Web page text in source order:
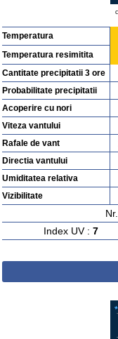
Temperatura
Temperatura resimitita
Cantitate precipitatii 3 ore
Probabilitate precipitatii
Acoperire cu nori
Viteza vantului
Rafale de vant
Directia vantului
Umiditatea relativa
Vizibilitate
Index UV : 7